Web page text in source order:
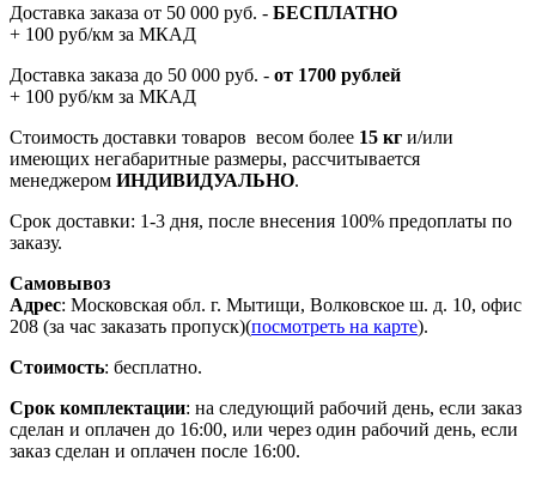
Доставка заказа от 50 000 руб. - БЕСПЛАТНО
+ 100 руб/км за МКАД
Доставка заказа до 50 000 руб. - от 1700 рублей
+ 100 руб/км за МКАД
Стоимость доставки товаров весом более 15 кг и/или
имеющих негабаритные размеры, рассчитывается
менеджером ИНДИВИДУАЛЬНО.
Срок доставки: 1-3 дня, после внесения 100% предоплаты по
заказу.
Самовывоз
Адрес: Московская обл. г. Мытищи, Волковское ш. д. 10, офис
208 (за час заказать пропуск)(посмотреть на карте).
Стоимость: бесплатно.
Срок комплектации: на следующий рабочий день, если заказ
сделан и оплачен до 16:00, или через один рабочий день, если
заказ сделан и оплачен после 16:00.